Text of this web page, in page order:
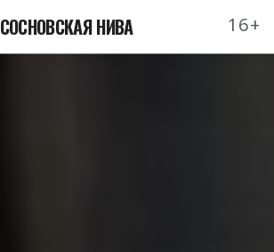
СОСНОВСКАЯ НИВА 16+